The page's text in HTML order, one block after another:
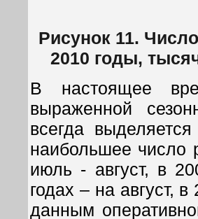
Рисунок 11.
2010 годы,
В настоящее
выраженной
всегда
наибольшее число
июль - август, в
годах – на август,
данным